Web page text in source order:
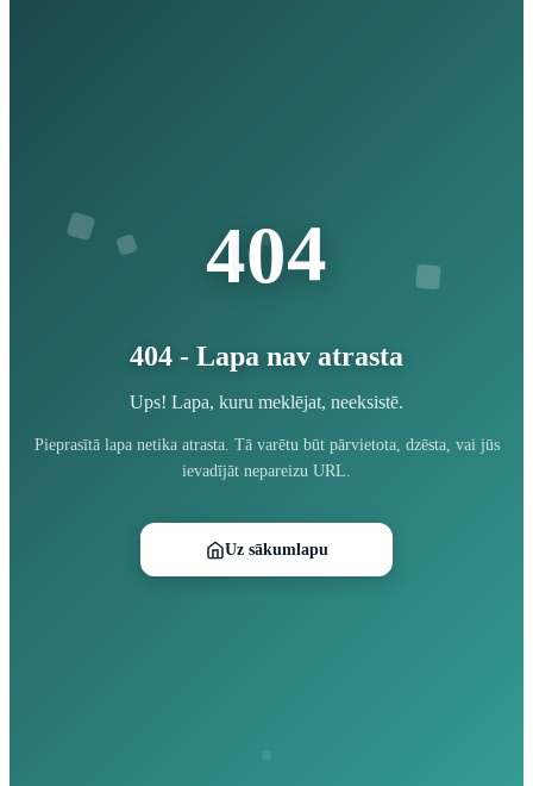
404
404 - Lapa nav atrasta
Ups! Lapa, kuru meklējat, neeksistē.
Pieprasītā lapa netika atrasta. Tā varētu būt pārvietota, dzēsta, vai jūs
ievadījāt nepareizu URL.
Uz sākumlapu